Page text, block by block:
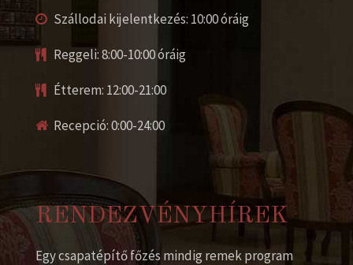
Szállodai kijelentkezés: 10:00 óráig
Reggeli: 8:00-10:00 óráig
Étterem: 12:00-21:00
Recepció: 0:00-24:00
RENDEZVÉNYHÍREK
Egy csapatépítő főzés mindig remek program